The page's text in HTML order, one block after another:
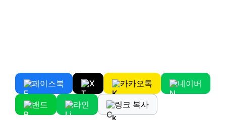
페이스북 X 카카오톡 네이버
밴드 라인 링크 복사